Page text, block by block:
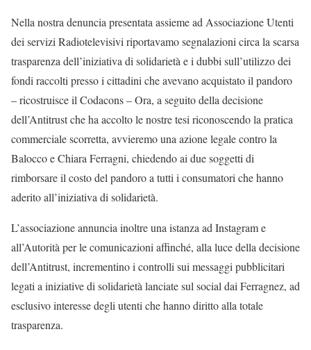
Nella nostra denuncia presentata assieme ad Associazione Utenti
dei servizi Radiotelevisivi riportavamo segnalazioni circa la scarsa
trasparenza dell’iniziativa di solidarietà e i dubbi sull’utilizzo dei
fondi raccolti presso i cittadini che avevano acquistato il pandoro
– ricostruisce il Codacons – Ora, a seguito della decisione
dell’Antitrust che ha accolto le nostre tesi riconoscendo la pratica
commerciale scorretta, avvieremo una azione legale contro la
Balocco e Chiara Ferragni, chiedendo ai due soggetti di
rimborsare il costo del pandoro a tutti i consumatori che hanno
aderito all’iniziativa di solidarietà.
L’associazione annuncia inoltre una istanza ad Instagram e
all’Autorità per le comunicazioni affinché, alla luce della decisione
dell’Antitrust, incrementino i controlli sui messaggi pubblicitari
legati a iniziative di solidarietà lanciate sul social dai Ferragnez, ad
esclusivo interesse degli utenti che hanno diritto alla totale
trasparenza.